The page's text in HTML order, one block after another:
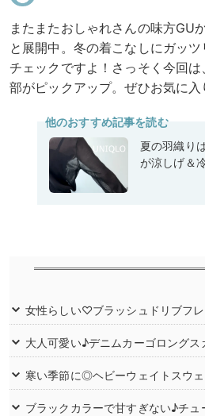
またまたおしゃれさんの味方GU
と展開中。冬の着こなしにガッ
チェックですよ！さっそく今回
部がピックアップ。ぜひお気に
他のおすすめ記事を読む
夏の羽織り
が涼しげ＆
女性らしい♡ブラッシュドリブフ
大人可愛い♪デニムカーゴロングス
寒い季節に◎ヘビーウェイトスウ
ブラックカラーで甘すぎない♪チュ